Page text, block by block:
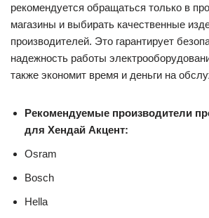
рекомендуется обращаться только в
магазины и выбирать качественные
производителей. Это гарантирует
надежность работы
также экономит время и деньги на
Рекомендуемые производители
для Хендай Акцент:
Osram
Bosch
Hella